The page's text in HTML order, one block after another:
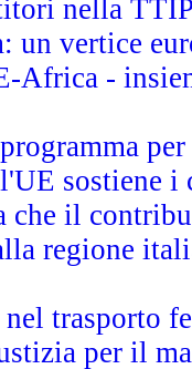
nella
un vertice
Africa -
sostiene
che il
regione
trasporto
per il